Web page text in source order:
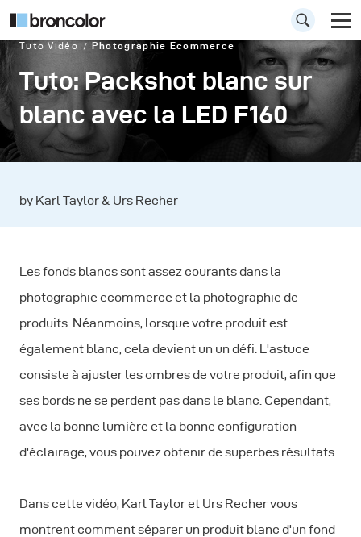
Tuto Vidéo Photographie Ecommerce
Tuto: Packshot blanc sur
blanc avec la LED F160
by Karl Taylor & Urs Recher
Les fonds blancs sont assez courants dans la
photographie ecommerce et la photographie de
produits. Néanmoins, lorsque votre produit est
également blanc, cela devient un un défi. L'astuce
consiste à ajuster les ombres de votre produit, afin que
ses bords ne se perdent pas dans le blanc. Cependant,
avec la bonne lumière et la bonne configuration
d'éclairage, vous pouvez obtenir de superbes résultats.
Dans cette vidéo, Karl Taylor et Urs Recher vous
montrent comment séparer un produit blanc d'un fond